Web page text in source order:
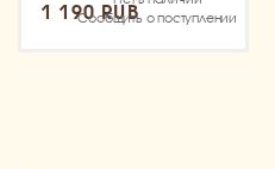
1 190 RUB
Сообщить о поступлении